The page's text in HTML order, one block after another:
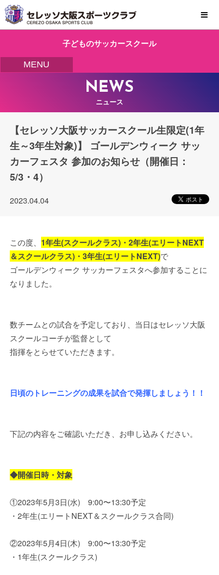
MENU
子どものサッカースクール
MENU
NEWS
ニュース
【セレッソ大阪サッカースクール生限定(1年
生～3年生対象)】 ゴールデンウィーク サッ
カーフェスタ 参加のお知らせ（開催日：
5/3・4）
2023.04.04
この度、 1年生(スクールクラス)・2年生(エリートNEXT
＆スクールクラス)・3年生(エリートNEXT)で
ゴールデンウィーク サッカーフェスタへ参加することに
なりました。
数チームとの試合を予定しており、当日はセレッソ大阪
スクールコーチが監督として
指揮をとらせていただきます。
日頃のトレーニングの成果を試合で発揮しましょう！！
下記の内容をご確認いただき、お申し込みください。
◆開催日時・対象
①2023年5月3日(水) 9:00〜13:30予定
・2年生(エリートNEXT＆スクールクラス合同)
②2023年5月4日(木) 9:00〜13:30予定
・1年生(スクールクラス)